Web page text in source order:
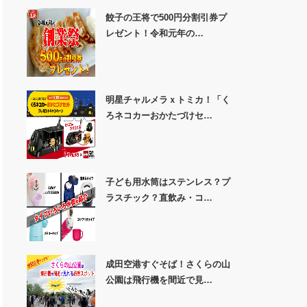
餃子の王将で500円分割引券プ
レゼント！令和元年の…
明星チャルメラｘトミカ！「く
ろネコカーおかたづけセ…
子ども用水筒はステンレス？プ
ラスチック？直飲み・コ…
成田空港すぐそば！さくらの山
公園は飛行機を間近で見…